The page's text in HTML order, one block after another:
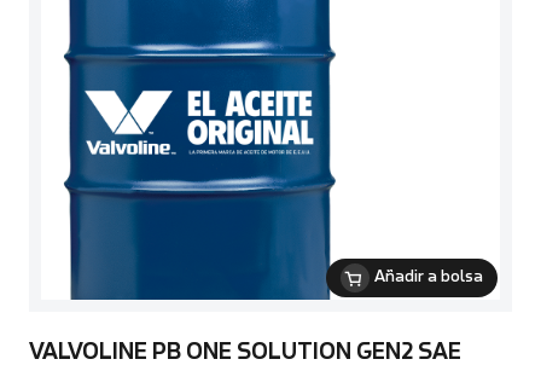
Añadir a bolsa
VALVOLINE PB ONE SOLUTION GEN2 SAE